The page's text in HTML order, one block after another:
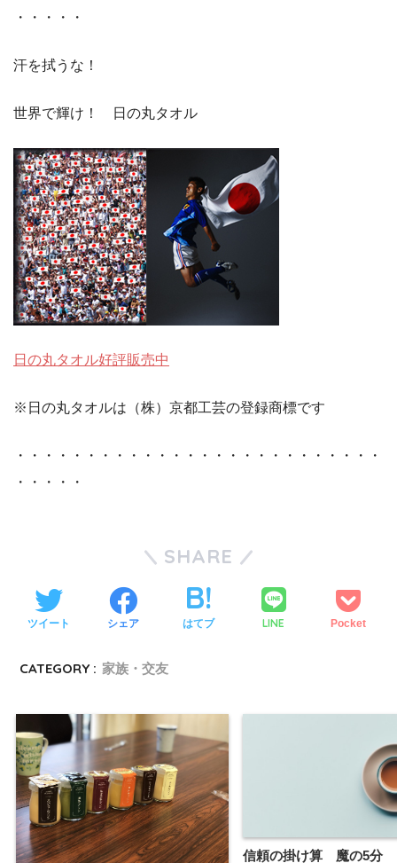
・・・・・
汗を拭うな！
世界で輝け！ 日の丸タオル
日の丸タオル好評販売中
※日の丸タオルは（株）京都工芸の登録商標です
・・・・・・・・・・・・・・・・・・・・・・・・・・
・・・・・
SHARE
ツイート シェア はてブ LINE Pocket
CATEGORY : 家族・交友
信頼の掛け算 魔の5分